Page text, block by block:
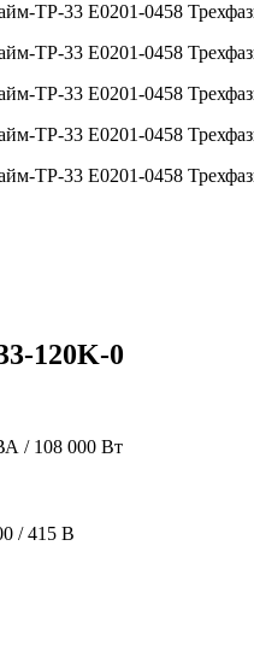
120K-0
/ 108 000 Вт
/ 415 В